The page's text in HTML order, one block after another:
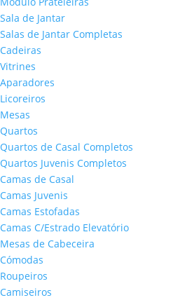
Sala de Jantar
Salas de Jantar Completas
Cadeiras
Vitrines
Aparadores
Licoreiros
Mesas
Quartos
Quartos de Casal Completos
Quartos Juvenis Completos
Camas de Casal
Camas Juvenis
Camas Estofadas
Camas C/Estrado Elevatório
Mesas de Cabeceira
Cómodas
Roupeiros
Camiseiros